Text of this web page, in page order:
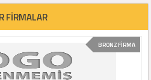
FİRMALAR
BRONZ FİRMA